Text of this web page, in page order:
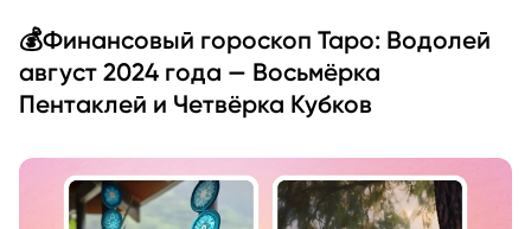
💰Финансовый гороскоп Таро: Водолей
август 2024 года — Восьмёрка
Пентаклей и Четвёрка Кубков